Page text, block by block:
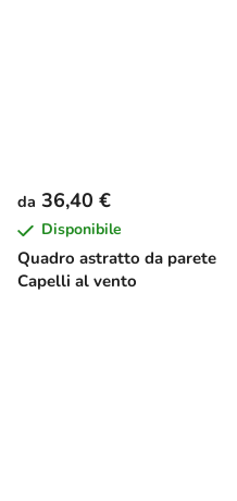
Quadro astratto da parete
Capelli al vento
da 36,40 €
Disponibile